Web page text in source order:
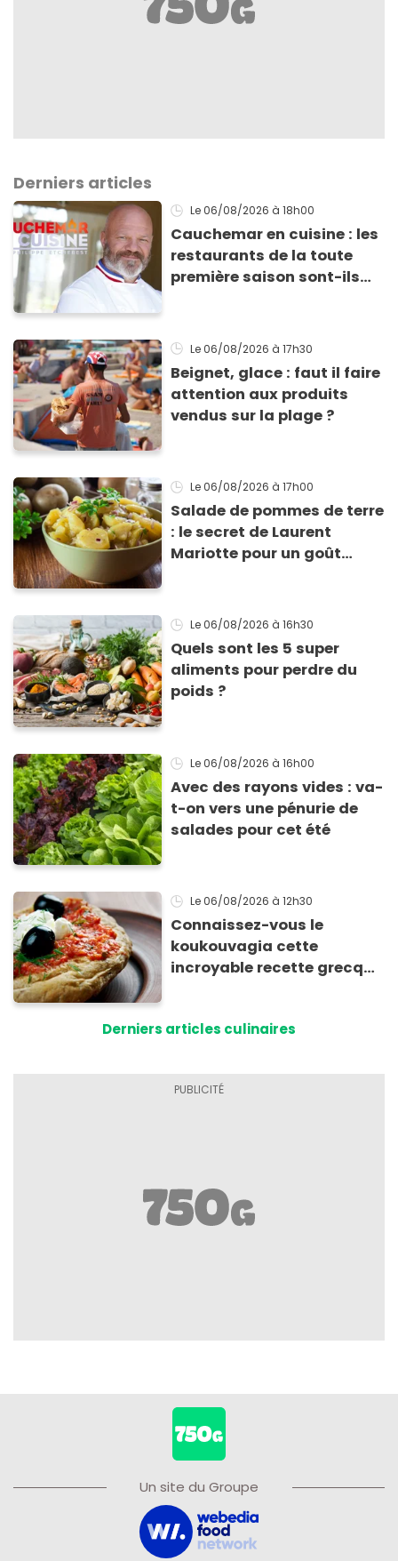
Derniers articles
Le 06/08/2026 à 18h00
Cauchemar en cuisine : les
restaurants de la toute
première saison sont-ils
Le 06/08/2026 à 17h30
Beignet, glace : faut il faire
attention aux produits
vendus sur la plage ?
Le 06/08/2026 à 17h00
Salade de pommes de terre
: le secret de Laurent
Mariotte pour un goût
Le 06/08/2026 à 16h30
Quels sont les 5 super
aliments pour perdre du
poids ?
Le 06/08/2026 à 16h00
Avec des rayons vides : va-
t-on vers une pénurie de
salades pour cet été
Le 06/08/2026 à 12h30
Connaissez-vous le
koukouvagia cette
incroyable recette grecque
Derniers articles culinaires
Un site du Groupe